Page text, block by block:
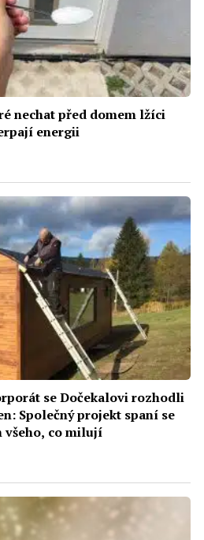
nechat před domem lžíci
energii
se Dočekalovi rozhodli
Společný projekt spaní se
všeho, co milují